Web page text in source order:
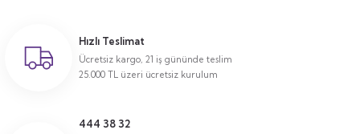
Hızlı Teslimat
Ücretsiz kargo, 21 iş gününde teslim
25.000 TL üzeri ücretsiz kurulum
444 38 32